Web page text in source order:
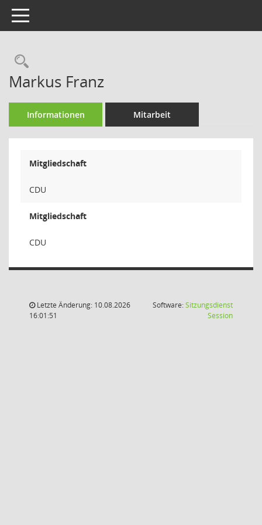
Toggle navigation
Rechercheauswahl
Markus Franz
Informationen Mitarbeit
Mitgliedschaft
CDU
Mitgliedschaft
CDU
Letzte Änderung: 10.08.2026
16:01:51
Software:Sitzungsdienst
Session(Wird in